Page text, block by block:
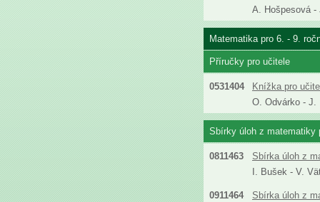
A. Hošpesová
Matematika pro 6. - 9.
Příručky pro učitele
0531404
Knížka pro
O. Odvárko - J.
Sbírky úloh z matematiky
0811463
Sbírka úloh z
I. Bušek - V.
0911464
Sbírka úloh z